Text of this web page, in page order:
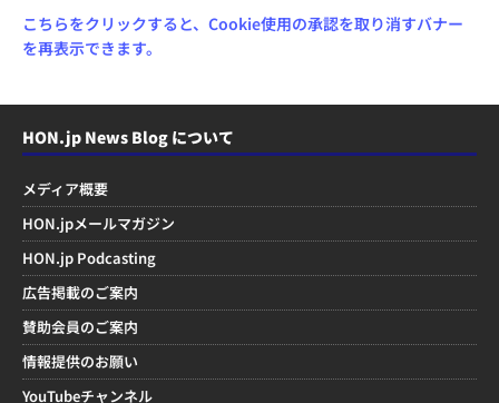
こちらをクリックすると、Cookie使用の承認を取り消すバナー
を再表示できます。
HON.jp News Blog について
メディア概要
HON.jpメールマガジン
HON.jp Podcasting
広告掲載のご案内
賛助会員のご案内
情報提供のお願い
YouTubeチャンネル